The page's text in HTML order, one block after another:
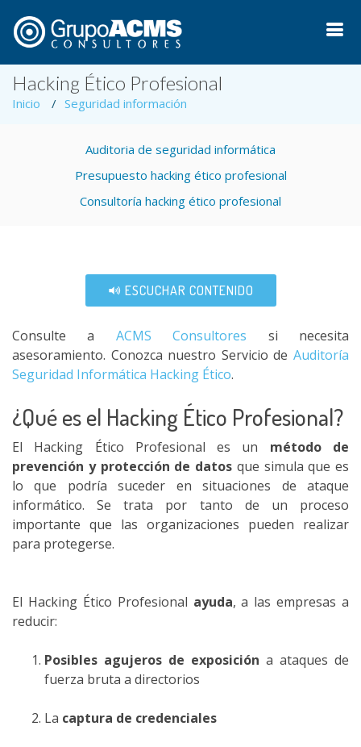
Hacking Ético Profesional
Inicio Seguridad información
Auditoria de seguridad informática
Presupuesto hacking ético profesional
Consultoría hacking ético profesional
ESCUCHAR CONTENIDO
Consulte a ACMS Consultores si necesita
asesoramiento. Conozca nuestro Servicio de Auditoría
Seguridad Informática Hacking Ético.
¿Qué es el Hacking Ético Profesional?
El Hacking Ético Profesional es un método de
prevención y protección de datos que simula que es
lo que podría suceder en situaciones de ataque
informático. Se trata por tanto de un proceso
importante que las organizaciones pueden realizar
para protegerse.
El Hacking Ético Profesional ayuda, a las empresas a
reducir:
Posibles agujeros de exposición a ataques de
fuerza bruta a directorios
La captura de credenciales